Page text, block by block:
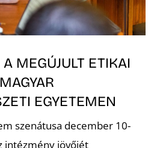
MEGÚJULT ETIKAI
EGYETEMEN
szenátusa december 10-
intézmény jövőjét